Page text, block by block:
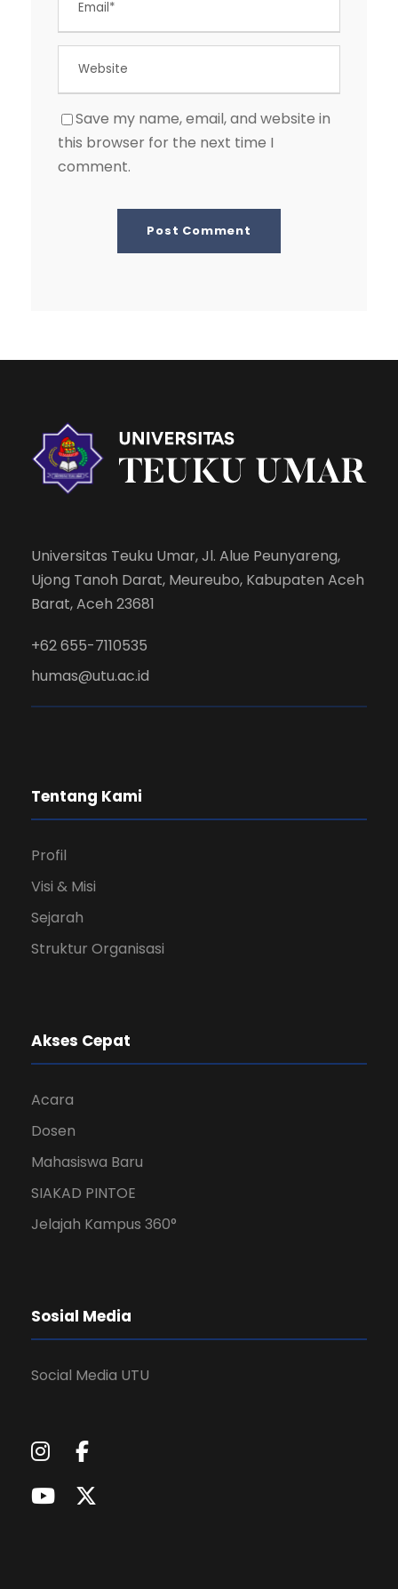
Save my name, email, and website in
this browser for the next time I
comment.
Universitas Teuku Umar, Jl. Alue Peunyareng,
Ujong Tanoh Darat, Meureubo, Kabupaten Aceh
Barat, Aceh 23681
+62 655-7110535
humas@utu.ac.id
Tentang Kami
Profil
Visi & Misi
Sejarah
Struktur Organisasi
Akses Cepat
Acara
Dosen
Mahasiswa Baru
SIAKAD PINTOE
Jelajah Kampus 360°
Sosial Media
Social Media UTU